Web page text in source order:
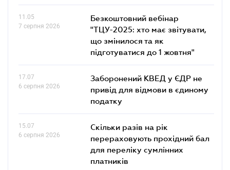
11.05
7 серпня 2026
Безкоштовний вебінар
"ТЦУ-2025: хто має звітувати,
що змінилося та як
підготуватися до 1 жовтня"
17.07
6 серпня 2026
Заборонений КВЕД у ЄДР не
привід для відмови в єдиному
податку
15.07
6 серпня 2026
Скільки разів на рік
перераховують прохідний бал
для переліку сумлінних
платників